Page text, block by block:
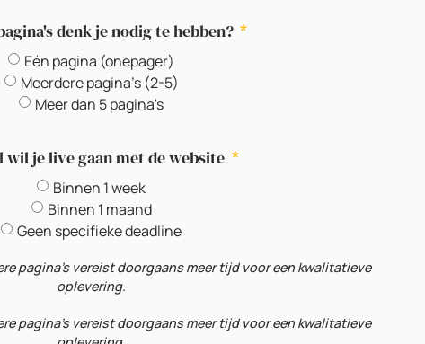
denk je nodig te hebben?
Eén pagina (onepager)
Meerdere pagina's (2-5)
Meer dan 5 pagina's
wil je live gaan met de website
Binnen 1 week
Binnen 1 maand
Geen specifieke deadline
pagina's vereist doorgaans meer tijd voor een kwalitatieve
oplevering.
pagina's vereist doorgaans meer tijd voor een kwalitatieve